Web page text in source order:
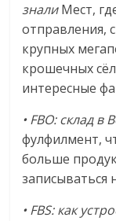
зналиМест,
отправления,
крупных
крошечных
интересные
• FBO: склад в
фулфилмент,
больше
записываться
• FBS: как